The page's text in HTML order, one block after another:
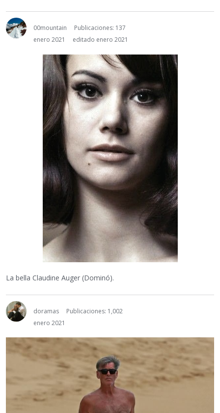
00mountain
Publicaciones: 137
enero 2021
editado enero 2021
La bella Claudine Auger (Dominó).
doramas
Publicaciones: 1,002
enero 2021